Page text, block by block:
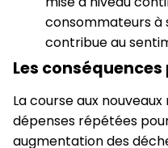
consommateurs à
contribue au
Les
La course aux
dépenses répétées
augmentation des